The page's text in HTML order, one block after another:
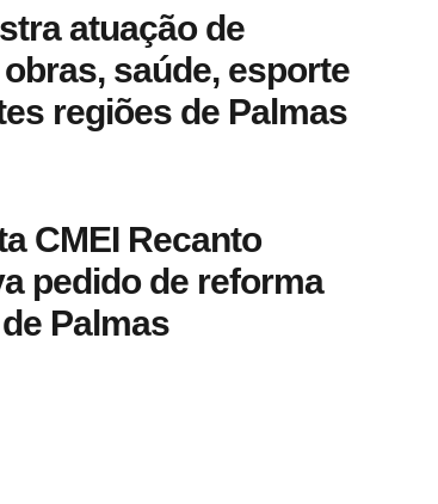
atuação de
saúde, esporte
regiões de Palmas
CMEI Recanto
pedido de reforma
Palmas